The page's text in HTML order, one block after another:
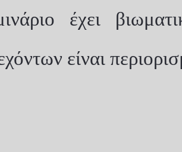
έχει
είναι